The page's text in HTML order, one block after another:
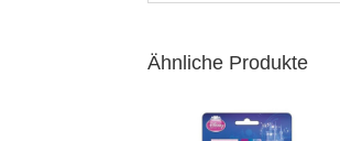
Ähnliche Produkte